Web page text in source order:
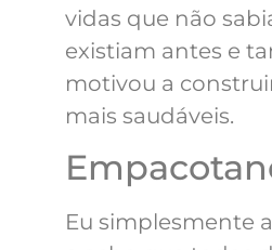
vidas que não
existiam antes e
motivou a
mais saudáveis.
Eu simplesmente